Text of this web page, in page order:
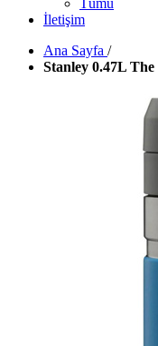
Tümü
İletişim
Ana Sayfa /
Stanley 0.47L